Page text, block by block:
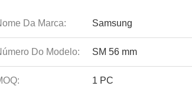
Da Marca: Samsung
Do Modelo: SM 56 mm
1 PC